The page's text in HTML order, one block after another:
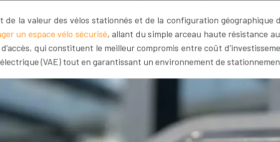
de la valeur des vélos stationnés et de la configuration
un espace vélo sécurisé, allant du simple arceau haute résistance
qui constituent le meilleur compromis entre coût
(VAE) tout en garantissant un environnement de